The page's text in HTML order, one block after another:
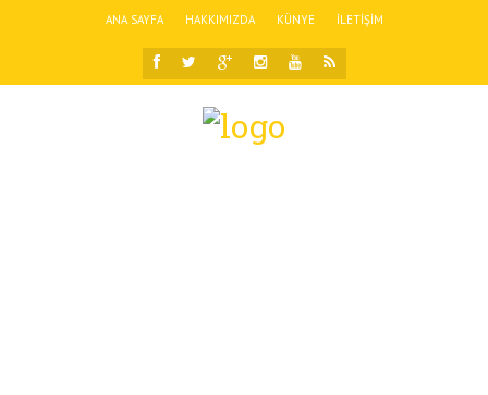
ANA SAYFA HAKKIMIZDA KÜNYE İLETIŞIM